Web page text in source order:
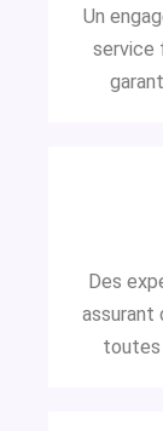
Un
service
Des
assurant
toutes